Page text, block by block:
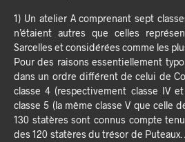
1) Un atelier A comprenant sept
n’étaient autres que celles
Sarcelles et considérées comme les
Pour des raisons essentiellement
dans un ordre différent de celui de
classe 4 (respectivement classe IV
classe 5 (la même classe V que celle
130 statères sont connus compte
des 120 statères du trésor de Puteaux.